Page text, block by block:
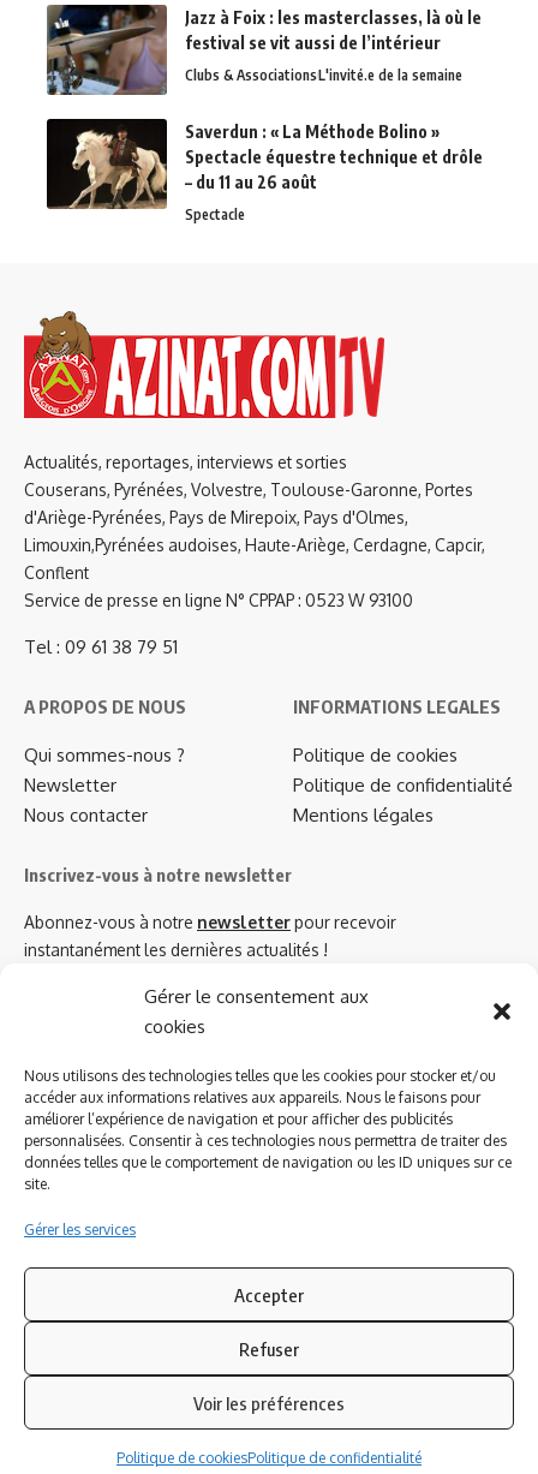
Gérer le consentement aux
cookies
Nous utilisons des technologies telles que les cookies pour stocker et/ou
accéder aux informations relatives aux appareils. Nous le faisons pour
améliorer l’expérience de navigation et pour afficher des publicités
personnalisées. Consentir à ces technologies nous permettra de traiter des
données telles que le comportement de navigation ou les ID uniques sur ce
site.
Gérer les services
Accepter
Refuser
Voir les préférences
Politique de cookiesPolitique de confidentialité
Jazz à Foix : les masterclasses, là où le
festival se vit aussi de l’intérieur
Clubs & AssociationsL'invité.e de la semaine
Saverdun : « La Méthode Bolino »
Spectacle équestre technique et drôle
– du 11 au 26 août
Spectacle
Actualités, reportages, interviews et sorties
Couserans, Pyrénées, Volvestre, Toulouse-Garonne, Portes
d'Ariège-Pyrénées, Pays de Mirepoix, Pays d'Olmes,
Limouxin,Pyrénées audoises, Haute-Ariège, Cerdagne, Capcir,
Conflent
Service de presse en ligne N° CPPAP : 0523 W 93100
Tel : 09 61 38 79 51
A PROPOS DE NOUS
Qui sommes-nous ?
Newsletter
Nous contacter
INFORMATIONS LEGALES
Politique de cookies
Politique de confidentialité
Mentions légales
Inscrivez-vous à notre newsletter
Abonnez-vous à notre newsletterpour recevoir
instantanément les dernières actualités !
Azinat.com TV soutient
Suivez-nous
© 2023 Azinat.com TV édité et géré par WOOMEET SAS, powered by
Wordpress.